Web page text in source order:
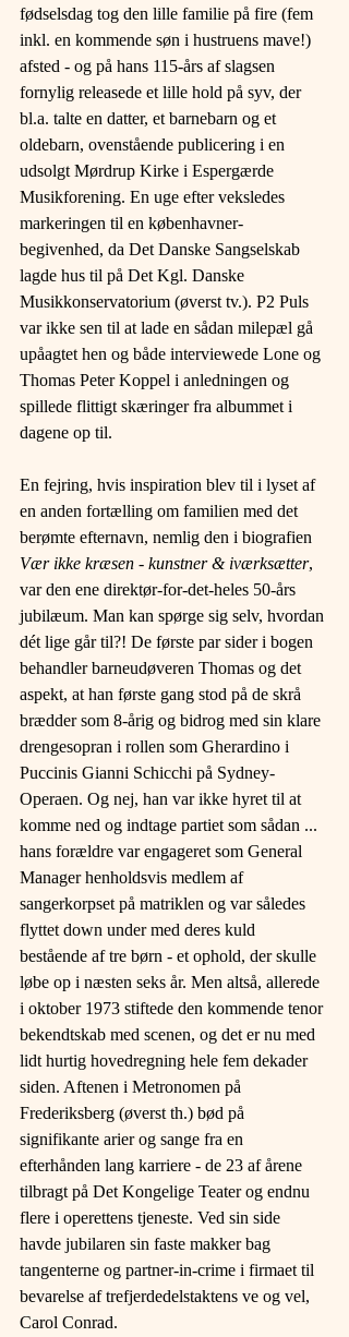
fødselsdag tog den lille familie på fire (fem
inkl. en kommende søn i hustruens mave!)
afsted - og på hans 115-års af slagsen
fornylig releasede et lille hold på syv, der
bl.a. talte en datter, et barnebarn og et
oldebarn, ovenstående publicering i en
udsolgt Mørdrup Kirke i Espergærde
Musikforening. En uge efter veksledes
markeringen til en københavner-
begivenhed, da Det Danske Sangselskab
lagde hus til på Det Kgl. Danske
Musikkonservatorium (øverst tv.). P2 Puls
var ikke sen til at lade en sådan milepæl gå
upåagtet hen og både interviewede Lone og
Thomas Peter Koppel i anledningen og
spillede flittigt skæringer fra albummet i
dagene op til.
En fejring, hvis inspiration blev til i lyset af
en anden fortælling om familien med det
berømte efternavn, nemlig den i biografien
Vær ikke kræsen - kunstner & iværksætter,
var den ene direktør-for-det-heles 50-års
jubilæum. Man kan spørge sig selv, hvordan
dét lige går til?! De første par sider i bogen
behandler barneudøveren Thomas og det
aspekt, at han første gang stod på de skrå
brædder som 8-årig og bidrog med sin klare
drengesopran i rollen som Gherardino i
Puccinis Gianni Schicchi på Sydney-
Operaen. Og nej, han var ikke hyret til at
komme ned og indtage partiet som sådan ...
hans forældre var engageret som General
Manager henholdsvis medlem af
sangerkorpset på matriklen og var således
flyttet down under med deres kuld
bestående af tre børn - et ophold, der skulle
løbe op i næsten seks år. Men altså, allerede
i oktober 1973 stiftede den kommende tenor
bekendtskab med scenen, og det er nu med
lidt hurtig hovedregning hele fem dekader
siden. Aftenen i Metronomen på
Frederiksberg (øverst th.) bød på
signifikante arier og sange fra en
efterhånden lang karriere - de 23 af årene
tilbragt på Det Kongelige Teater og endnu
flere i operettens tjeneste. Ved sin side
havde jubilaren sin faste makker bag
tangenterne og partner-in-crime i firmaet til
bevarelse af trefjerdedelstaktens ve og vel,
Carol Conrad.